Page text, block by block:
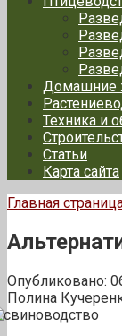
Домашние
Техника и
Статьи
Карта сайта
Главная
Опубликовано:
Полина